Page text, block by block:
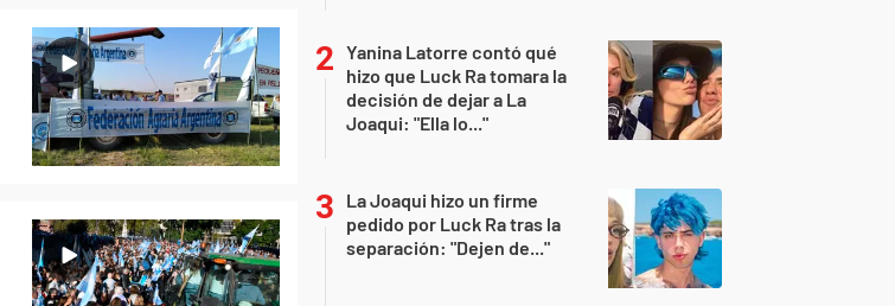
Yanina Latorre contó qué
hizo que Luck Ra tomara la
decisión de dejar a La
Joaqui: "Ella lo..."
La Joaqui hizo un firme
pedido por Luck Ra tras la
separación: "Dejen de..."